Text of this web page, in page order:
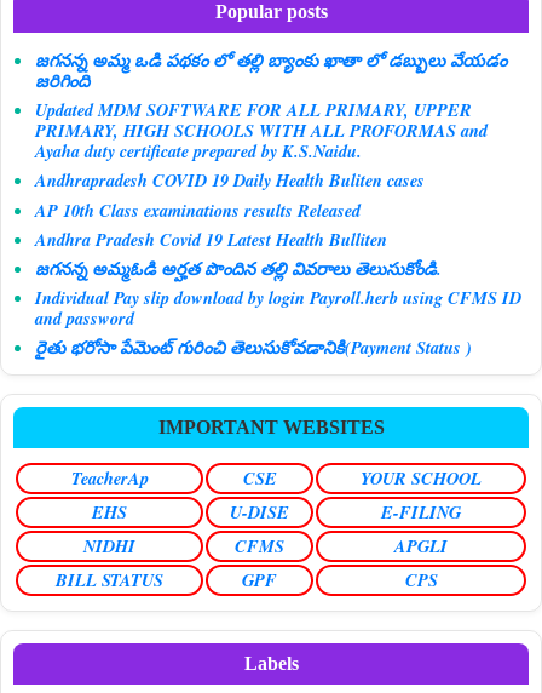
Popular posts
జగనన్న అమ్మ ఒడి పథకం లో తల్లి బ్యాంకు ఖాతా లో డబ్బులు వేయడం
జరిగింది
Updated MDM SOFTWARE FOR ALL PRIMARY, UPPER
PRIMARY, HIGH SCHOOLS WITH ALL PROFORMAS and
Ayaha duty certificate prepared by K.S.Naidu.
Andhrapradesh COVID 19 Daily Health Buliten cases
AP 10th Class examinations results Released
Andhra Pradesh Covid 19 Latest Health Bulliten
జగనన్న అమ్మఓడి అర్హత పొందిన తల్లి వివరాలు తెలుసుకోండి.
Individual Pay slip download by login Payroll.herb using CFMS ID
and password
రైతు భరోసా పేమెంట్ గురించి తెలుసుకోవడానికి(Payment Status )
IMPORTANT WEBSITES
TeacherAp CSE
YOUR SCHOOL
EHS
U-DISE
E-FILING
NIDHI
CFMS
APGLI
BILL STATUS
GPF CPS
Labels